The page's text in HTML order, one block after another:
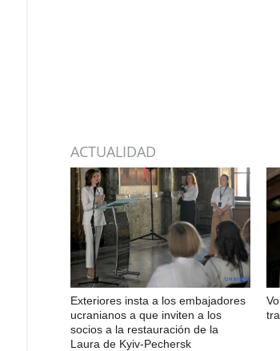
ACTUALIDAD
Exteriores insta a los embajadores
ucranianos a que inviten a los
socios a la restauración de la
Laura de Kyiv-Pechersk